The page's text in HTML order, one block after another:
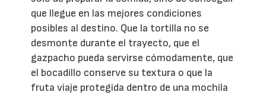
que llegue en las mejores condiciones
posibles al destino. Que la tortilla no se
desmonte durante el trayecto, que el
gazpacho pueda servirse cómodamente, que
el bocadillo conserve su textura o que la
fruta viaje protegida dentro de una mochila